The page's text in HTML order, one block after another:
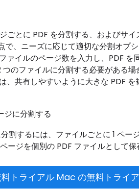
ごとに PDF を分割する、およびサ
、ニーズに応じて適切な分割オプ
ァイルのページ数を入力し、PDF を
つのファイルに分割する必要がある
、共有しやすいように大きな PDF
ジに分割する
割するには、ファイルごとに 1 ペー
ジを個別の PDF ファイルとして保
トライアル Mac の無料トライ